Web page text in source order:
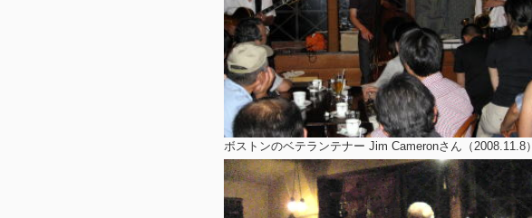
ボストンのベテランテナー Jim Cameronさん（2008.11.8）